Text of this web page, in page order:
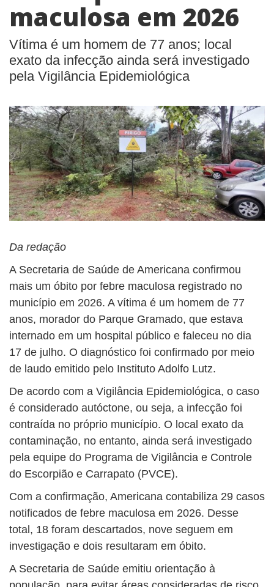
maculosa em 2026
Vítima é um homem de 77 anos; local
exato da infecção ainda será investigado
pela Vigilância Epidemiológica
Da redação
A Secretaria de Saúde de Americana confirmou
mais um óbito por febre maculosa registrado no
município em 2026. A vítima é um homem de 77
anos, morador do Parque Gramado, que estava
internado em um hospital público e faleceu no dia
17 de julho. O diagnóstico foi confirmado por meio
de laudo emitido pelo Instituto Adolfo Lutz.
De acordo com a Vigilância Epidemiológica, o caso
é considerado autóctone, ou seja, a infecção foi
contraída no próprio município. O local exato da
contaminação, no entanto, ainda será investigado
pela equipe do Programa de Vigilância e Controle
do Escorpião e Carrapato (PVCE).
Com a confirmação, Americana contabiliza 29 casos
notificados de febre maculosa em 2026. Desse
total, 18 foram descartados, nove seguem em
investigação e dois resultaram em óbito.
A Secretaria de Saúde emitiu orientação à